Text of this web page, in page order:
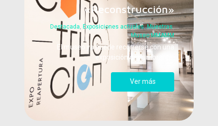
«Reconstrucción»
Destacada, Exposiciones actuales,Muestras,
Museo MMAMM
El museo ya puede recorrerse con una
exposición deslumbrante.
Ver más